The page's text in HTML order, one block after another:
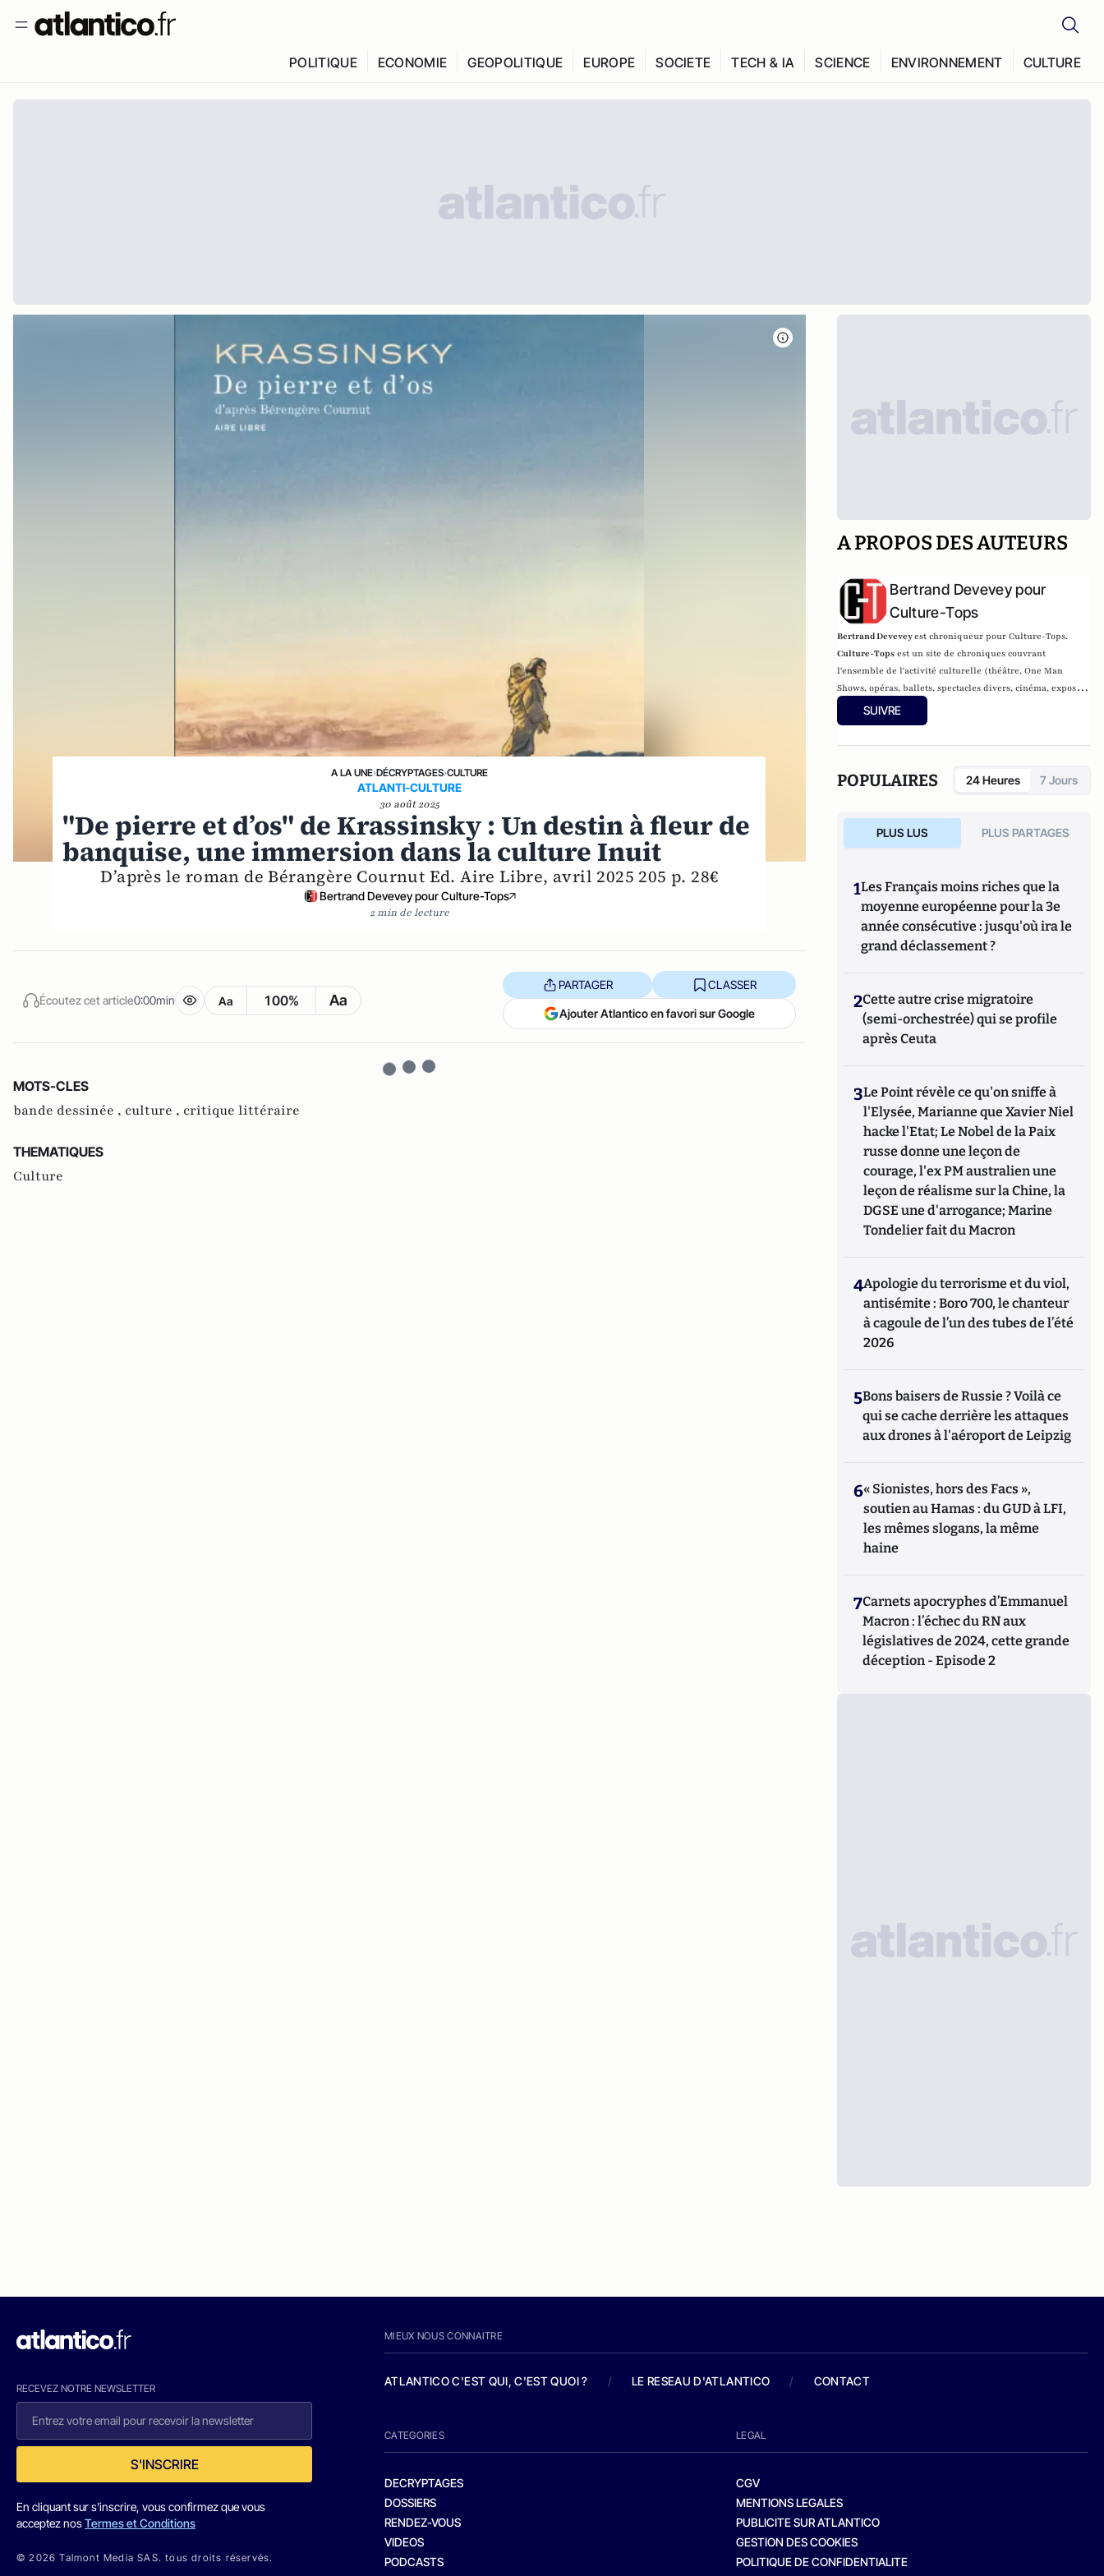
POLITIQUE ECONOMIE GEOPOLITIQUE EUROPE SOCIETE TECH & IA SCIENCE ENVIRONNEMENT CULTURE
A LA UNE›DÉCRYPTAGES›CULTURE
ATLANTI-CULTURE
30 août 2025
"De pierre et d’os" de Krassinsky : Un destin à fleur de
banquise, une immersion dans la culture Inuit
D’après le roman de Bérangère Cournut Ed. Aire Libre, avril 2025 205 p. 28€
Bertrand Devevey pour Culture-Tops
2 min de lecture
Écoutez cet article0:00min Aa 100% Aa
PARTAGER CLASSER
Ajouter Atlantico en favori sur Google
MOTS-CLES
bande dessinée , culture , critique littéraire
THEMATIQUES
Culture
A PROPOS DES AUTEURS
Bertrand Devevey pour
Culture-Tops
Bertrand Deveveyest chroniqueur pour Culture-Tops.
Culture-Tops est un site de chroniques couvrant
l'ensemble de l'activité culturelle (théâtre, One Man
Shows, opéras, ballets, spectacles divers, cinéma, expos,
livres, etc.).
SUIVRE
POPULAIRES 24 Heures 7 Jours
PLUS LUS PLUS PARTAGES
1Les Français moins riches que la
moyenne européenne pour la 3e
année consécutive : jusqu'où ira le
grand déclassement ?
2Cette autre crise migratoire
(semi-orchestrée) qui se profile
après Ceuta
3Le Point révèle ce qu'on sniffe à
l'Elysée, Marianne que Xavier Niel
hacke l'Etat; Le Nobel de la Paix
russe donne une leçon de
courage, l'ex PM australien une
leçon de réalisme sur la Chine, la
DGSE une d'arrogance; Marine
Tondelier fait du Macron
4Apologie du terrorisme et du viol,
antisémite : Boro 700, le chanteur
à cagoule de l’un des tubes de l’été
2026
5Bons baisers de Russie ? Voilà ce
qui se cache derrière les attaques
aux drones à l'aéroport de Leipzig
6« Sionistes, hors des Facs »,
soutien au Hamas : du GUD à LFI,
les mêmes slogans, la même
haine
7Carnets apocryphes d’Emmanuel
Macron : l’échec du RN aux
législatives de 2024, cette grande
déception - Episode 2
RECEVEZ NOTRE NEWSLETTER
S'INSCRIRE
En cliquant sur s'inscrire, vous confirmez que vous
acceptez nosTermes et Conditions
© 2026 Talmont Media SAS. tous droits réservés.
MIEUX NOUS CONNAITRE
ATLANTICO C'EST QUI, C'EST QUOI ? / LE RESEAU D'ATLANTICO / CONTACT
CATEGORIES
DECRYPTAGES
DOSSIERS
RENDEZ-VOUS
VIDEOS
PODCASTS
LEGAL
CGV
MENTIONS LEGALES
PUBLICITE SUR ATLANTICO
GESTION DES COOKIES
POLITIQUE DE CONFIDENTIALITE